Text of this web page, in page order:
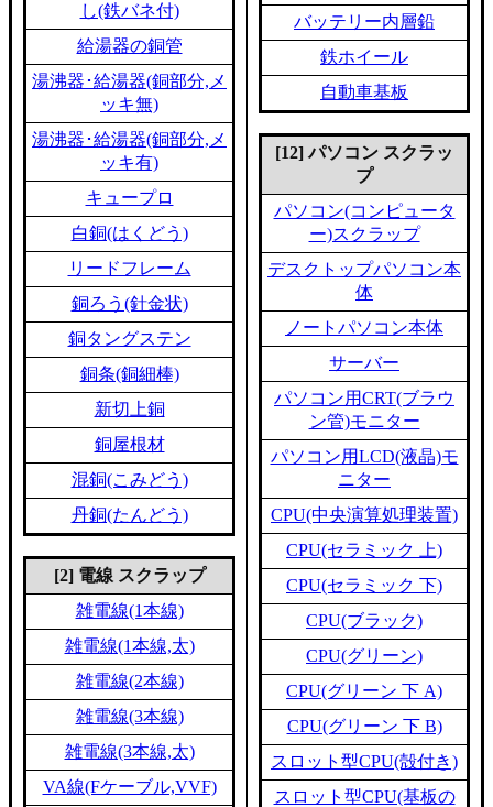
し(鉄バネ付)
給湯器の銅管
湯沸器･給湯器(銅部分,メ
ッキ無)
湯沸器･給湯器(銅部分,メ
ッキ有)
キュープロ
白銅(はくどう)
リードフレーム
銅ろう(針金状)
銅タングステン
銅条(銅細棒)
新切上銅
銅屋根材
混銅(こみどう)
丹銅(たんどう)
[2] 電線 スクラップ
雑電線(1本線)
雑電線(1本線,太)
雑電線(2本線)
雑電線(3本線)
雑電線(3本線,太)
VA線(Fケーブル,VVF)
バッテリー内層鉛
鉄ホイール
自動車基板
[12] パソコン スクラッ
プ
パソコン(コンピュータ
ー)スクラップ
デスクトップパソコン本
体
ノートパソコン本体
サーバー
パソコン用CRT(ブラウ
ン管)モニター
パソコン用LCD(液晶)モ
ニター
CPU(中央演算処理装置)
CPU(セラミック 上)
CPU(セラミック 下)
CPU(ブラック)
CPU(グリーン)
CPU(グリーン 下 A)
CPU(グリーン 下 B)
スロット型CPU(殻付き)
スロット型CPU(基板の